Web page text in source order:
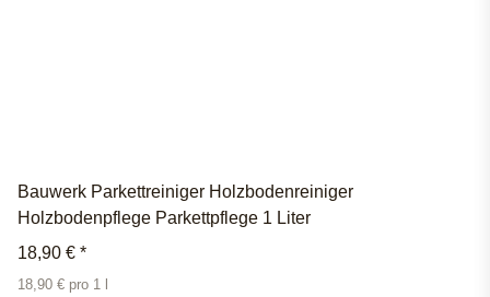
Bauwerk Parkettreiniger Holzbodenreiniger
Holzbodenpflege Parkettpflege 1 Liter
18,90 € *
18,90 € pro 1 l